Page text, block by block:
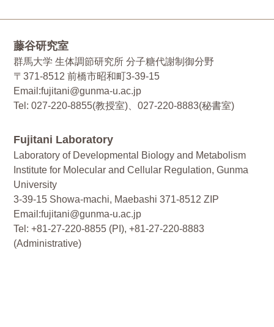
藤谷研究室
群馬大学 生体調節研究所 分子糖代謝制御分野
〒371-8512 前橋市昭和町3-39-15
Email:fujitani@gunma-u.ac.jp
Tel: 027-220-8855(教授室)、027-220-8883(秘書室)
Fujitani Laboratory
Laboratory of Developmental Biology and Metabolism
Institute for Molecular and Cellular Regulation, Gunma
University
3-39-15 Showa-machi, Maebashi 371-8512 ZIP
Email:fujitani@gunma-u.ac.jp
Tel: +81-27-220-8855 (PI), +81-27-220-8883
(Administrative)